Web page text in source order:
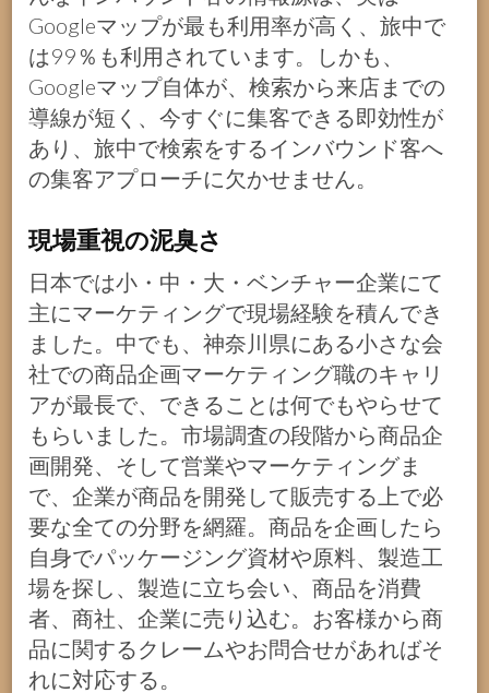
Googleマップが最も利用率が高く、旅中で
は99％も利用されています。しかも、
Googleマップ自体が、検索から来店までの
導線が短く、今すぐに集客できる即効性が
あり、旅中で検索をするインバウンド客へ
の集客アプローチに欠かせません。
現場重視の泥臭さ
日本では小・中・大・ベンチャー企業にて
主にマーケティングで現場経験を積んでき
ました。中でも、神奈川県にある小さな会
社での商品企画マーケティング職のキャリ
アが最長で、できることは何でもやらせて
もらいました。市場調査の段階から商品企
画開発、そして営業やマーケティングま
で、企業が商品を開発して販売する上で必
要な全ての分野を網羅。商品を企画したら
自身でパッケージング資材や原料、製造工
場を探し、製造に立ち会い、商品を消費
者、商社、企業に売り込む。お客様から商
品に関するクレームやお問合せがあればそ
れに対応する。